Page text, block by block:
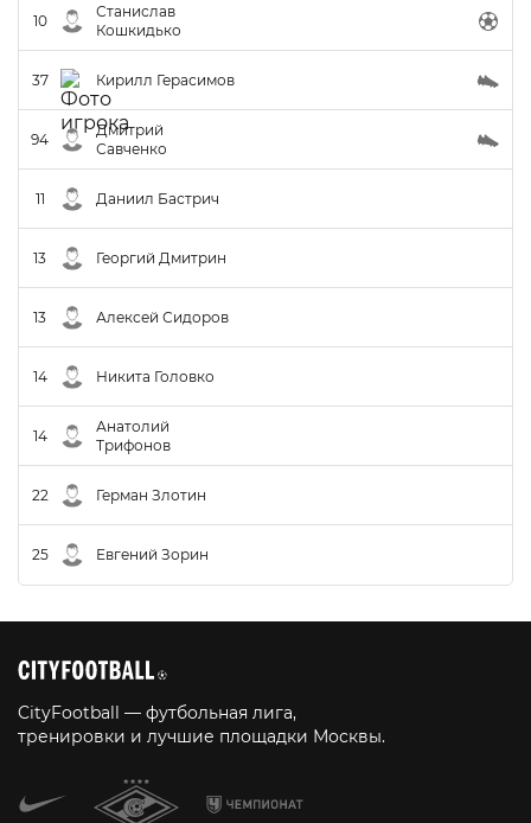
10
Станислав
Кошкидько
37 Кирилл Герасимов
94
Дмитрий
Савченко
11 Даниил Бастрич
13 Георгий Дмитрин
13 Алексей Сидоров
14 Никита Головко
14
Анатолий
Трифонов
22 Герман Злотин
25 Евгений Зорин
CityFootball — футбольная лига,
тренировки и лучшие площадки Москвы.